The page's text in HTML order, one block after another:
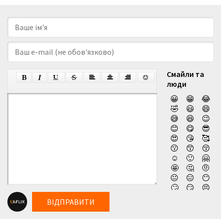
Смайли та
люди
😀
😁
😂
🤣
😃
😄
😅
😆
😉
😊
😋
😎
😍
😘
🥰
😗
😙
😚
☺️
🙂
🤗
🤩
🤔
🤨
😐
😑
😶
🙄
😏
😣
ВІДПРАВИТИ